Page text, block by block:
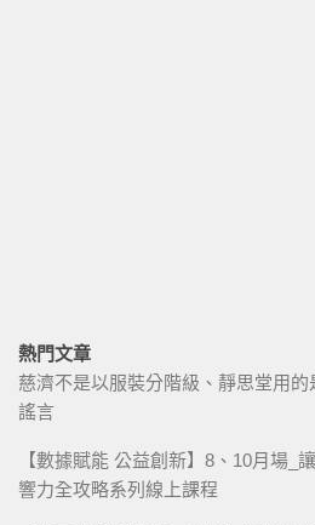
熱門文章
慈濟不是以服裝分階級、靜思堂用
謠言
【數據賦能 公益創新】8、10月場_
響力全攻略系列線上課程